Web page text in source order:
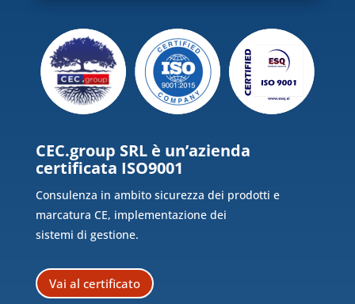
CEC.group SRL è un’azienda
certificata ISO9001
Consulenza in ambito sicurezza dei prodotti e
marcatura CE, implementazione dei
sistemi di gestione.
Vai al certificato